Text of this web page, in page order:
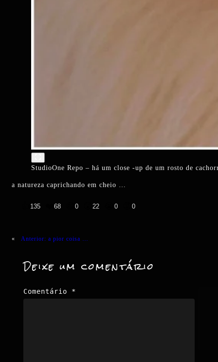
StudioOne Repo – há um close -up de um rosto de
a natureza caprichando em cheio …
135 68 0 22 0 0
« Anterior: a pior coisa …
Deixe um comentário
Comentário *